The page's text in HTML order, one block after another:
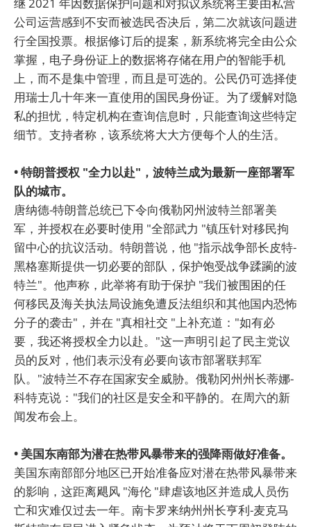
公司运营感到不安而被选民否决后，第二次就该问题进
行全国投票。根据修订后的提案，新系统将完全由公众
掌握，电子身份证上的数据将存储在用户的智能手机
上，而不是集中管理，而且是可选的。公民仍可选择使
用瑞士几十年来一直使用的国民身份证。为了缓解对隐
私的担忧，特定机构在查询信息时，只能查询这些特定
细节。支持者称，该系统将大大方便每个人的生活。
• 特朗普授权 "全力以赴"，波特兰成为最新一座部署军
队的城市。
唐纳德-特朗普总统已下令向俄勒冈州波特兰部署美
军，并授权在必要时使用 "全部武力 "镇压针对移民拘
留中心的抗议活动。特朗普说，他 "指示战争部长皮特-
黑格塞斯提供一切必要的部队，保护饱受战争蹂躏的波
特兰"。他声称，此举将有助于保护 "我们被围困的任
何移民及海关执法局设施免遭反法组织和其他国内恐怖
分子的袭击"，并在 "真相社交 "上补充道："如有必
要，我还将授权全力以赴。"这一声明引起了民主党议
员的反对，他们表示没有必要向该市部署联邦军
队。"波特兰不存在国家安全威胁。俄勒冈州州长蒂娜-
科特克说："我们的社区是安全和平静的。在周六的新
闻发布会上。
• 美国东南部为潜在热带风暴带来的强降雨做好准备。
美国东南部部分地区已开始准备应对潜在热带风暴带来
的影响，这距离飓风 "海伦 "肆虐该地区并造成人员伤
亡和灾难仅过去一年。南卡罗来纳州州长亨利-麦克马